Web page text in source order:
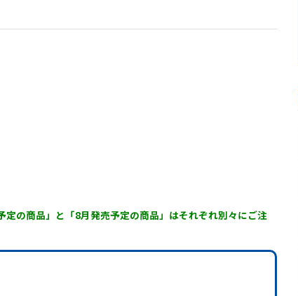
の商品」と「8月発売予定の商品」はそれぞれ別々にご注